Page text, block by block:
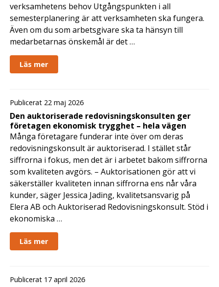
verksamhetens behov Utgångspunkten i all
semesterplanering är att verksamheten ska fungera.
Även om du som arbetsgivare ska ta hänsyn till
medarbetarnas önskemål är det …
Läs mer
Publicerat 22 maj 2026
Den auktoriserade redovisningskonsulten ger
företagen ekonomisk trygghet – hela vägen
Många företagare funderar inte över om deras
redovisningskonsult är auktoriserad. I stället står
siffrorna i fokus, men det är i arbetet bakom siffrorna
som kvaliteten avgörs. – Auktorisationen gör att vi
säkerställer kvaliteten innan siffrorna ens når våra
kunder, säger Jessica Jading, kvalitetsansvarig på
Elera AB och Auktoriserad Redovisningskonsult. Stöd i
ekonomiska …
Läs mer
Publicerat 17 april 2026